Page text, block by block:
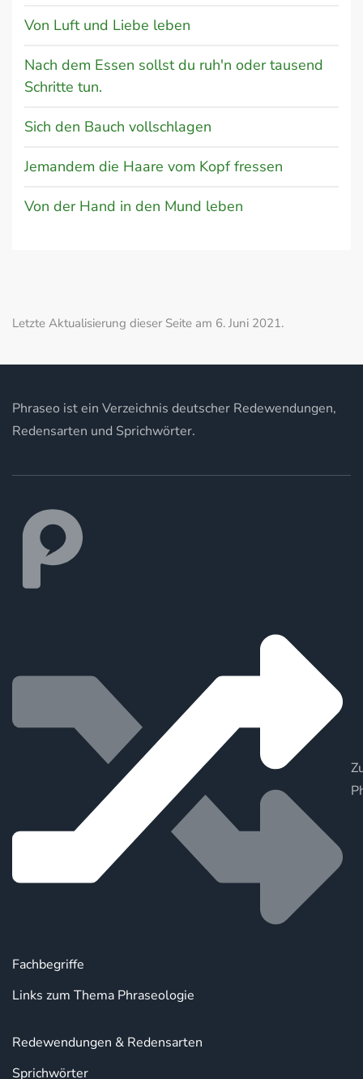
Von Luft und Liebe leben
Nach dem Essen sollst du ruh'n oder tausend
Schritte tun.
Sich den Bauch vollschlagen
Jemandem die Haare vom Kopf fressen
Von der Hand in den Mund leben
Letzte Aktualisierung dieser Seite am 6. Juni 2021.
Phraseo ist ein Verzeichnis deutscher Redewendungen,
Redensarten und Sprichwörter.
Fachbegriffe
Links zum Thema Phraseologie
Redewendungen & Redensarten
Sprichwörter